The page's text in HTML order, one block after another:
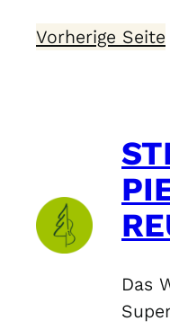
Vorherige Seite
Das